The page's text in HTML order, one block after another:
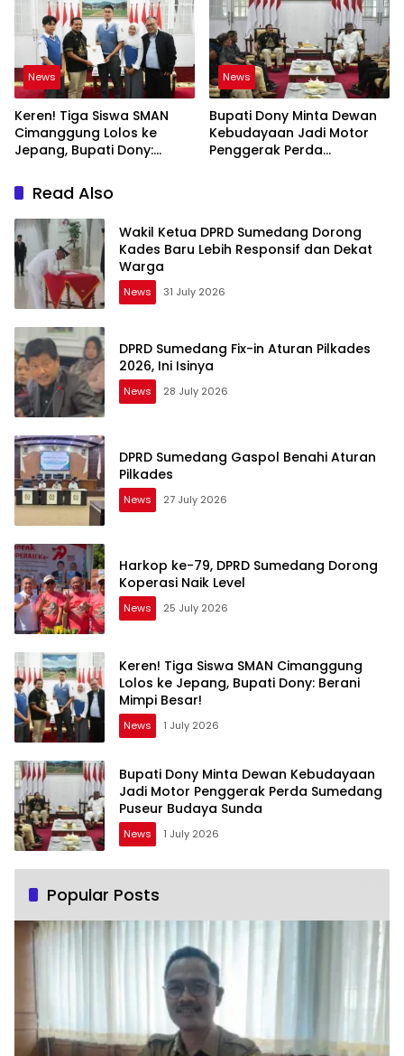
News
Keren! Tiga Siswa SMAN
Cimanggung Lolos ke
Jepang, Bupati Dony:
News
Bupati Dony Minta Dewan
Kebudayaan Jadi Motor
Penggerak Perda
Read Also
Wakil Ketua DPRD Sumedang Dorong
Kades Baru Lebih Responsif dan Dekat
Warga
News 31 July 2026
DPRD Sumedang Fix-in Aturan Pilkades
2026, Ini Isinya
News 28 July 2026
DPRD Sumedang Gaspol Benahi Aturan
Pilkades
News 27 July 2026
Harkop ke-79, DPRD Sumedang Dorong
Koperasi Naik Level
News 25 July 2026
Keren! Tiga Siswa SMAN Cimanggung
Lolos ke Jepang, Bupati Dony: Berani
Mimpi Besar!
News 1 July 2026
Bupati Dony Minta Dewan Kebudayaan
Jadi Motor Penggerak Perda Sumedang
Puseur Budaya Sunda
News 1 July 2026
Popular Posts